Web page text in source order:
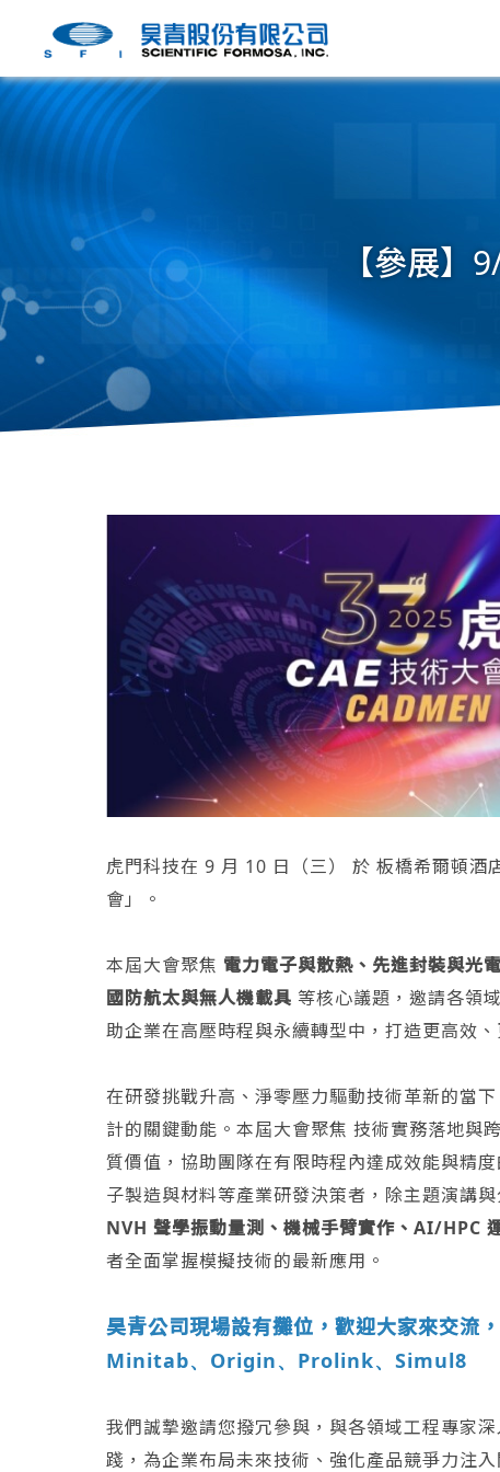
【參展
虎門科技在 9 月 10 日（三） 於 板橋希爾頓酒
會」。
本屆大會聚焦 電力電子與散熱、先進封裝與光
國防航太與無人機載具 等核心議題，邀請各領
助企業在高壓時程與永續轉型中，打造更高效
在研發挑戰升高、淨零壓力驅動技術革新的當
計的關鍵動能。本屆大會聚焦 技術實務落地與
質價值，協助團隊在有限時程內達成效能與精
子製造與材料等產業研發決策者，除主題演講
NVH 聲學振動量測、機械手臂實作、AI/HPC
者全面掌握模擬技術的最新應用。
昊青公司現場設有攤位，歡迎大家來交流
Minitab、 Origin 、 Prolink、 Simul8
我們誠摯邀請您撥冗參與，與各領域工程專家
踐，為企業布局未來技術、強化產品競爭力注入